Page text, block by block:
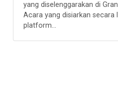
yang diselenggarakan di
Acara yang disiarkan secara
platform...